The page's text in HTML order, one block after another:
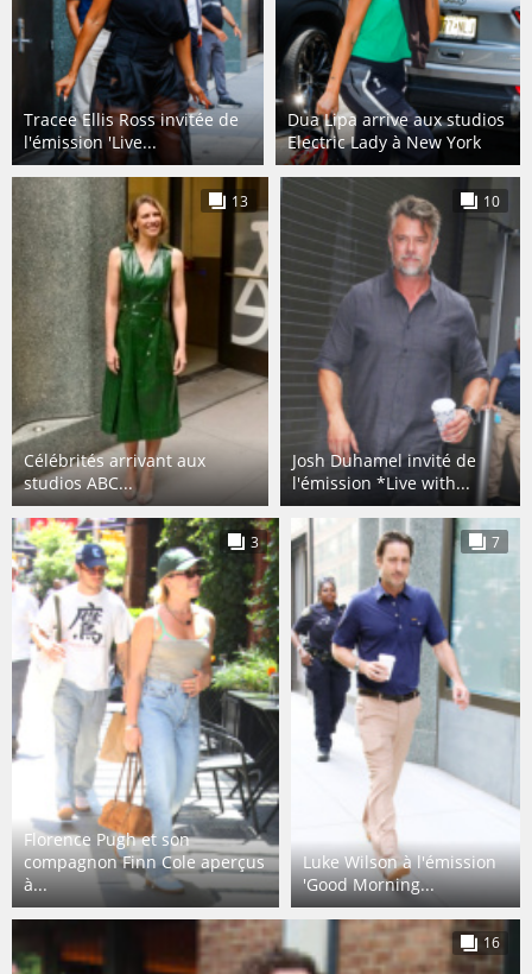
Tracee Ellis Ross invitée de
l'émission 'Live...
Dua Lipa arrive aux studios
Electric Lady à New York
Célébrités arrivant aux
studios ABC...
13
Josh Duhamel invité de
l'émission *Live with...
10
Florence Pugh et son
compagnon Finn Cole aperçus
à...
3
Luke Wilson à l'émission
'Good Morning...
7
16